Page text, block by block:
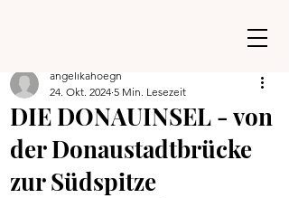
DIE DONAUINSEL - von
der Donaustadtbrücke
zur Südspitze
angelikahoegn
24. Okt. 2024 5 Min. Lesezeit